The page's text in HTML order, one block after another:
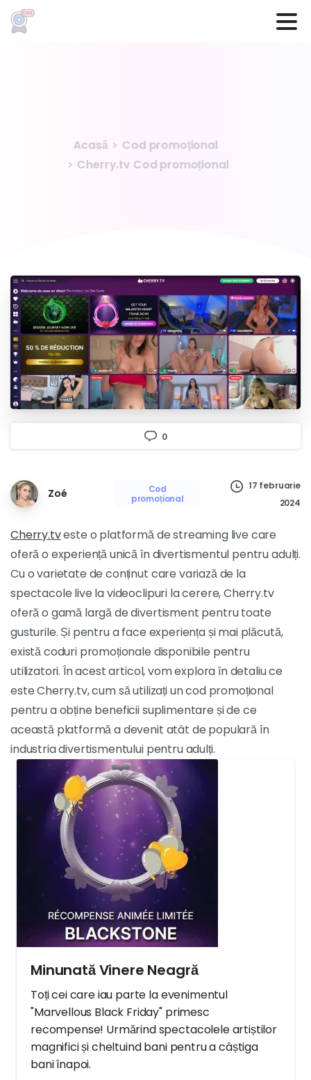
Acasă
Cod promoțional
Cherry.tv Cod promoțional
0
Zoé
Cod
promoțional
17 februarie
2024
Cherry.tveste o platformă de streaming live care
oferă o experiență unică în divertismentul pentru adulți.
Cu o varietate de conținut care variază de la
spectacole live la videoclipuri la cerere, Cherry.tv
oferă o gamă largă de divertisment pentru toate
gusturile. Și pentru a face experiența și mai plăcută,
există coduri promoționale disponibile pentru
utilizatori. În acest articol, vom explora în detaliu ce
este Cherry.tv, cum să utilizați un cod promoțional
pentru a obține beneficii suplimentare și de ce
această platformă a devenit atât de populară în
industria divertismentului pentru adulți.
Minunată Vinere Neagră
Toți cei care iau parte la evenimentul
"Marvellous Black Friday" primesc
recompense! Urmărind spectacolele artiștilor
magnifici și cheltuind bani pentru a câștiga
bani înapoi.